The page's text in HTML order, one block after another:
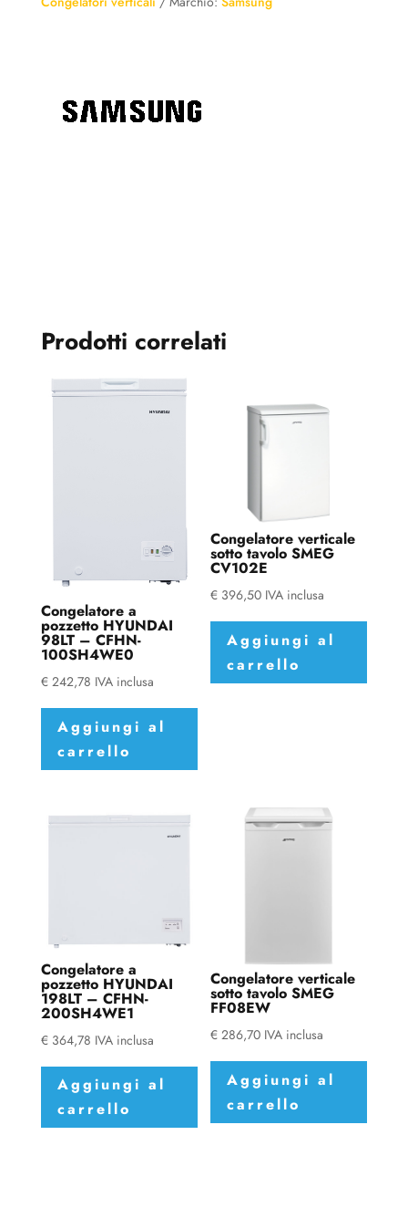
RZ32C7BBES9
quantità
Prodotti correlati
Congelatore a
pozzetto HYUNDAI
98LT – CFHN-
100SH4WE0
€242,78 IVA inclusa
Aggiungi al
carrello
Congelatore verticale
sotto tavolo SMEG
CV102E
€ 396,50 IVA inclusa
Aggiungi al
carrello
Congelatore a
pozzetto HYUNDAI
198LT – CFHN-
200SH4WE1
€364,78 IVA inclusa
Aggiungi al
carrello
Congelatore verticale
sotto tavolo SMEG
FF08EW
€ 286,70 IVA inclusa
Aggiungi al
carrello